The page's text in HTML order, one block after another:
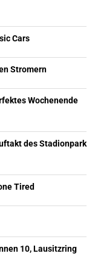
Cars
Stromern
Wochenende
des Stadionpark
Tired
10, Lausitzring